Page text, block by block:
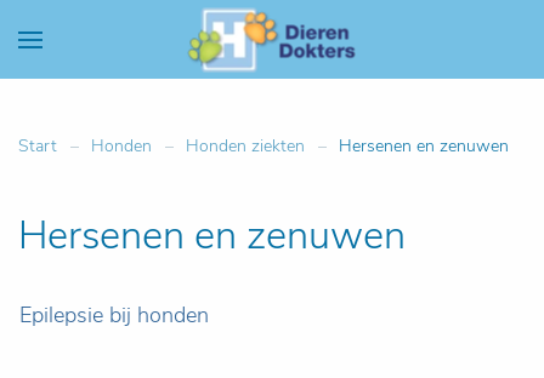
Start Honden Honden ziekten Hersenen en zenuwen
Hersenen en zenuwen
Epilepsie bij honden